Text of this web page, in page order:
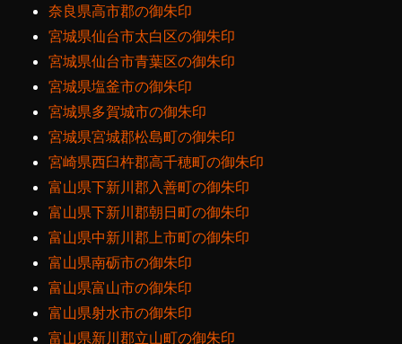
奈良県高市郡の御朱印
宮城県仙台市太白区の御朱印
宮城県仙台市青葉区の御朱印
宮城県塩釜市の御朱印
宮城県多賀城市の御朱印
宮城県宮城郡松島町の御朱印
宮崎県西臼杵郡高千穂町の御朱印
富山県下新川郡入善町の御朱印
富山県下新川郡朝日町の御朱印
富山県中新川郡上市町の御朱印
富山県南砺市の御朱印
富山県富山市の御朱印
富山県射水市の御朱印
富山県新川郡立山町の御朱印